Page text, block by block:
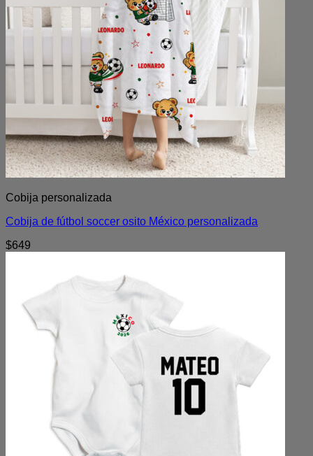
Cobija personalizada
Cobija de fútbol soccer osito México personalizada
$649